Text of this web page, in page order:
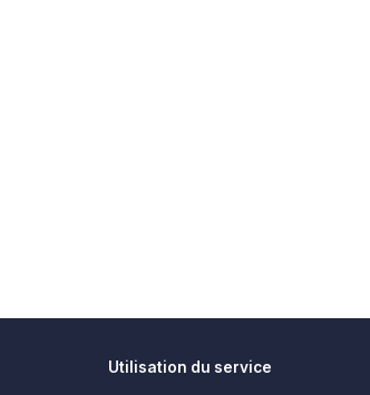
Utilisation du service